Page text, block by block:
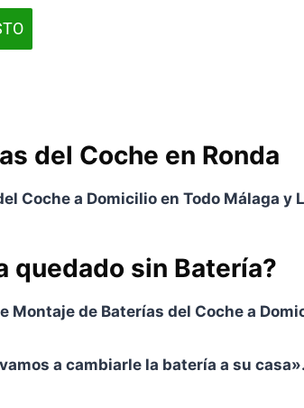
del Coche en Ronda
Coche a Domicilio en Todo Málaga y
quedado sin Batería?
Montaje de Baterías del Coche a
a cambiarle la batería a su casa».